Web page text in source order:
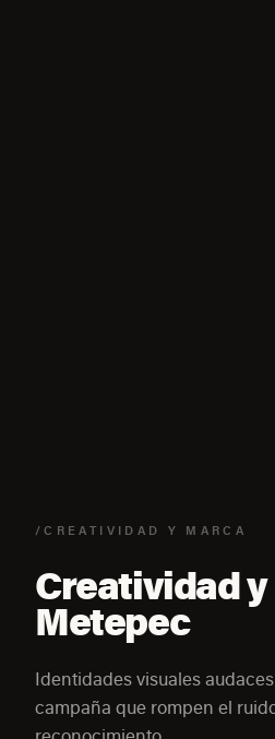
/CREATIVIDAD Y MARCA
Creatividad
Metepec
Identidades visuales
campaña que rompen el